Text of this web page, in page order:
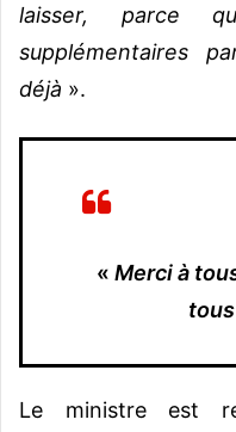
laisser, parce
supplémentaires
déjà ».
« Merci à
Le ministre est